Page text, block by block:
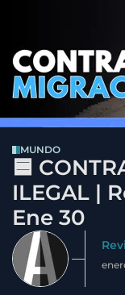
MUNDO
🟦
ILEGAL |
Ene 30